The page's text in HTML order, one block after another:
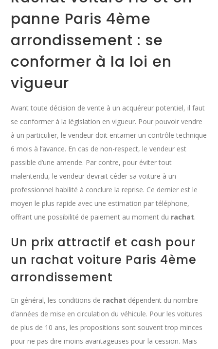
panne Paris 4ème
arrondissement : se
conformer à la loi en
vigueur
Avant toute décision de vente à un acquéreur potentiel, il faut
se conformer à la législation en vigueur. Pour pouvoir vendre
à un particulier, le vendeur doit entamer un contrôle technique
6 mois à l’avance. En cas de non-respect, le vendeur est
passible d’une amende. Par contre, pour éviter tout
malentendu, le vendeur devrait céder sa voiture à un
professionnel habilité à conclure la reprise. Ce dernier est le
moyen le plus rapide avec une estimation par téléphone,
offrant une possibilité de paiement au moment du rachat.
Un prix attractif et cash pour
un rachat voiture Paris 4ème
arrondissement
En général, les conditions de rachat dépendent du nombre
d’années de mise en circulation du véhicule. Pour les voitures
de plus de 10 ans, les propositions sont souvent trop minces
pour ne pas dire moins avantageuses pour la cession. Mais